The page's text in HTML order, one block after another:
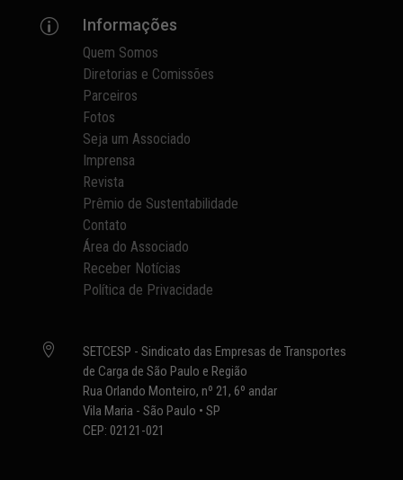
p Informações
Quem Somos
Diretorias e Comissões
Parceiros
Fotos
Seja um Associado
Imprensa
Revista
Prêmio de Sustentabilidade
Contato
Área do Associado
Receber Notícias
Política de Privacidade

SETCESP - Sindicato das Empresas de Transportes
de Carga de São Paulo e Região
Rua Orlando Monteiro, nº 21, 6º andar
Vila Maria - São Paulo • SP
CEP: 02121-021